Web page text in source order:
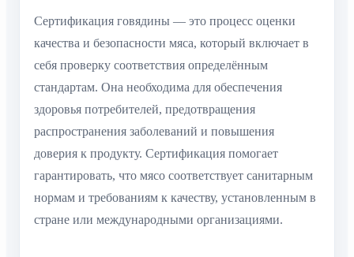
Сертификация говядины — это процесс оценки
качества и безопасности мяса, который включает в
себя проверку соответствия определённым
стандартам. Она необходима для обеспечения
здоровья потребителей, предотвращения
распространения заболеваний и повышения
доверия к продукту. Сертификация помогает
гарантировать, что мясо соответствует санитарным
нормам и требованиям к качеству, установленным в
стране или международными организациями.